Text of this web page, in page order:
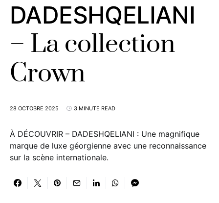
DADESHQELIANI
– La collection
Crown
28 OCTOBRE 2025 3 MINUTE READ
À DÉCOUVRIR – DADESHQELIANI : Une magnifique
marque de luxe géorgienne avec une reconnaissance
sur la scène internationale.